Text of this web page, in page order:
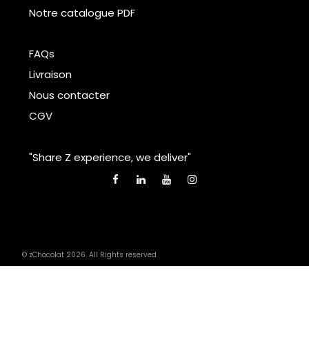
Notre catalogue PDF
FAQs
Livraison
Nous contacter
CGV
"Share Z experience, we deliver"
© zChocolat 2026. All Rights reserved.